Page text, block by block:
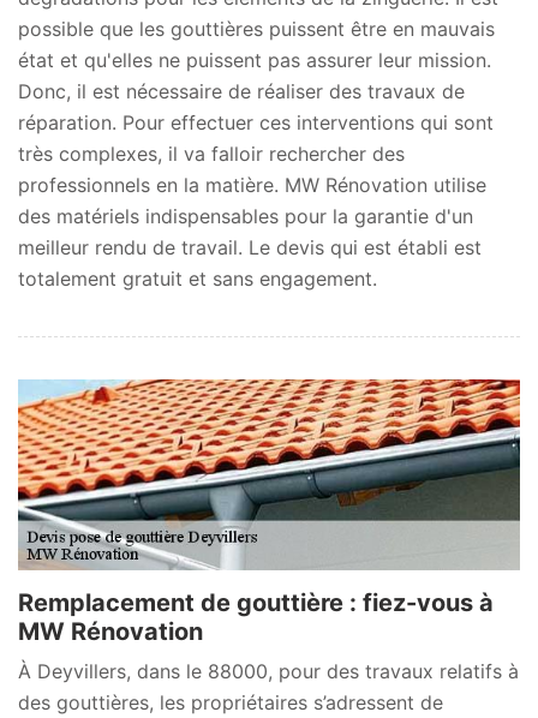
possible que les gouttières puissent être en mauvais
état et qu'elles ne puissent pas assurer leur mission.
Donc, il est nécessaire de réaliser des travaux de
réparation. Pour effectuer ces interventions qui sont
très complexes, il va falloir rechercher des
professionnels en la matière. MW Rénovation utilise
des matériels indispensables pour la garantie d'un
meilleur rendu de travail. Le devis qui est établi est
totalement gratuit et sans engagement.
Remplacement de gouttière : fiez-vous à
MW Rénovation
À Deyvillers, dans le 88000, pour des travaux relatifs à
des gouttières, les propriétaires s’adressent de